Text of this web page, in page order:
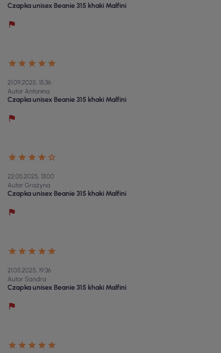
Czapka unisex Beanie 315 khaki Malfini
21.09.2025, 15:36
Autor Antonina
Czapka unisex Beanie 315 khaki Malfini
22.05.2025, 13:00
Autor Grażyna
Czapka unisex Beanie 315 khaki Malfini
21.05.2025, 19:36
Autor Sandra
Czapka unisex Beanie 315 khaki Malfini